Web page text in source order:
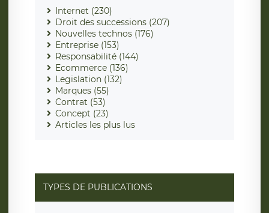
Internet (230)
Droit des successions (207)
Nouvelles technos (176)
Entreprise (153)
Responsabilité (144)
Ecommerce (136)
Legislation (132)
Marques (55)
Contrat (53)
Concept (23)
Articles les plus lus
TYPES DE PUBLICATIONS